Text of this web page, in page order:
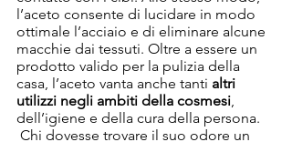
l’aceto consente di lucidare in modo
ottimale l’acciaio e di eliminare alcune
macchie dai tessuti. Oltre a essere un
prodotto valido per la pulizia della
casa, l’aceto vanta anche tanti altri
utilizzi negli ambiti della cosmesi,
dell’igiene e della cura della persona.